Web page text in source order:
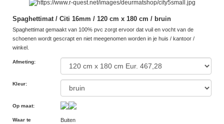
Spaghettimat / Citi 16mm / 120 cm x 180 cm / bruin
Spaghettimat gemaakt van 100% pvc zorgt ervoor dat vuil en vocht van de
schoenen wordt gescrapt en niet meegenomen worden in je huis / kantoor /
winkel.
Afmeting:
Kleur:
Op maat:
Waar te
Buiten